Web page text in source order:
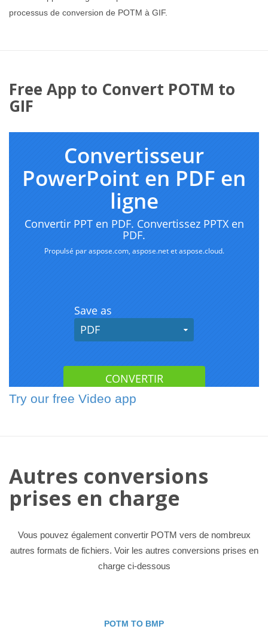
processus de conversion de POTM à GIF.
Free App to Convert POTM to
GIF
Try our free Video app
Autres conversions
prises en charge
Vous pouvez également convertir POTM vers de nombreux
autres formats de fichiers. Voir les autres conversions prises en
charge ci-dessous
POTM TO BMP